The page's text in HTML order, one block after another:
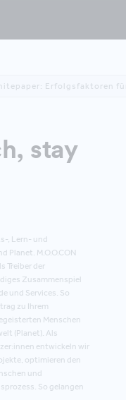
Erfolgsfaktoren
stay
, Lern- und
Planet. M.O.O.CON
Treiber der
Zusammenspiel
und Services. So
zu Ihrem
Menschen
(Planet). Als
entwickeln wir
optimieren den
und
So gelangen